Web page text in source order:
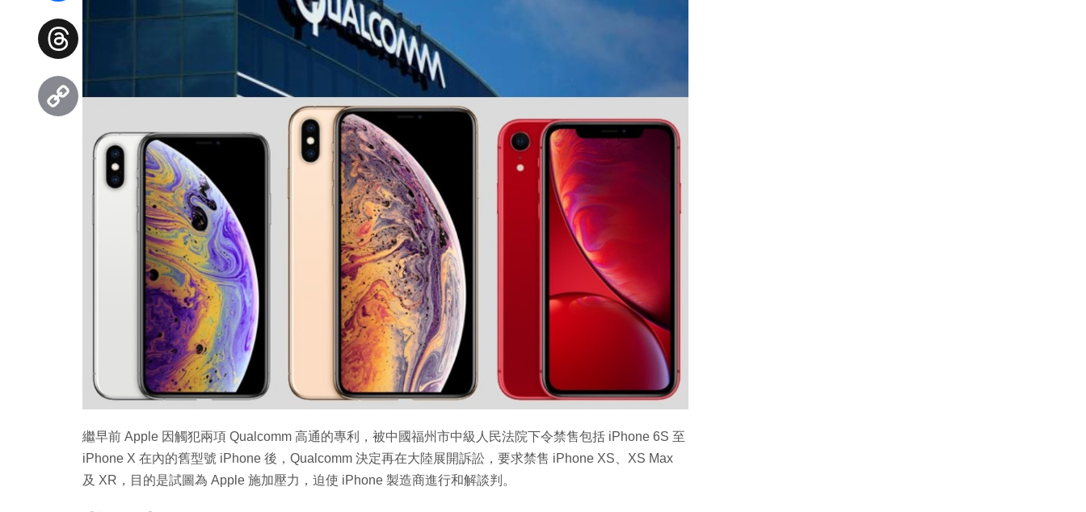
繼早前 Apple 因觸犯兩項 Qualcomm 高通的專利，被中國福州市中級人民法院下令禁售包括 iPhone 6S 至
iPhone X 在內的舊型號 iPhone 後，Qualcomm 決定再在大陸展開訴訟，要求禁售 iPhone XS、XS Max
及 XR，目的是試圖為 Apple 施加壓力，迫使 iPhone 製造商進行和解談判。
Facebook
Threads